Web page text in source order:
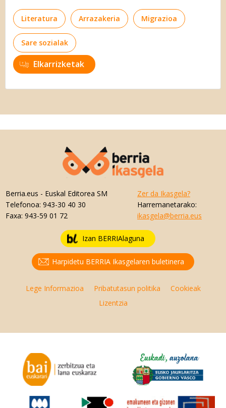
Literatura Arrazakeria Migrazioa
Sare sozialak
Elkarrizketak
Berria.eus - Euskal Editorea SM
Telefonoa: 943-30 40 30
Faxa: 943-59 01 72
Zer da Ikasgela?
Harremanetarako:
ikasgela@berria.eus
Izan BERRIAlaguna
Harpidetu BERRIA Ikasgelaren buletinera
Lege Informazioa Pribatutasun politika
Cookieak
Lizentzia